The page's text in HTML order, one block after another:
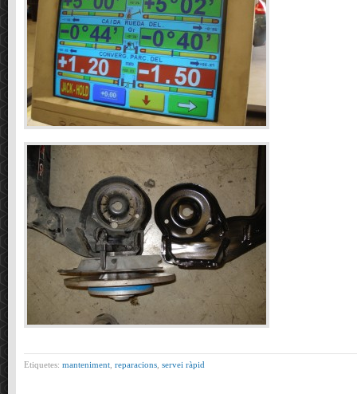
Etiquetes: manteniment reparacions servei ràpid